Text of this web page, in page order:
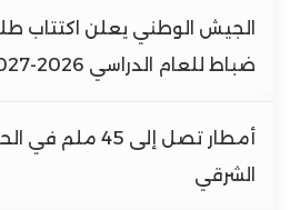
الجيش الوطني يعلن اكتتاب
ضباط للعام الدراسي 2026-2027
أمطار تصل إلى 45
الشرقي